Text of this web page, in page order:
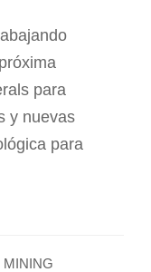
para
y nuevas
para